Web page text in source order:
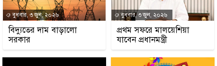
বুধবার, ৩ জুন, ২০২৬
বিদ্যুতের দাম বাড়ালো
সরকার
বুধবার, ৩ জুন, ২০২৬
প্রথম সফরে মালয়েশিয়া
যাবেন প্রধানমন্ত্রী